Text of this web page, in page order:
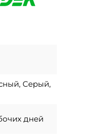
Серый,
дней